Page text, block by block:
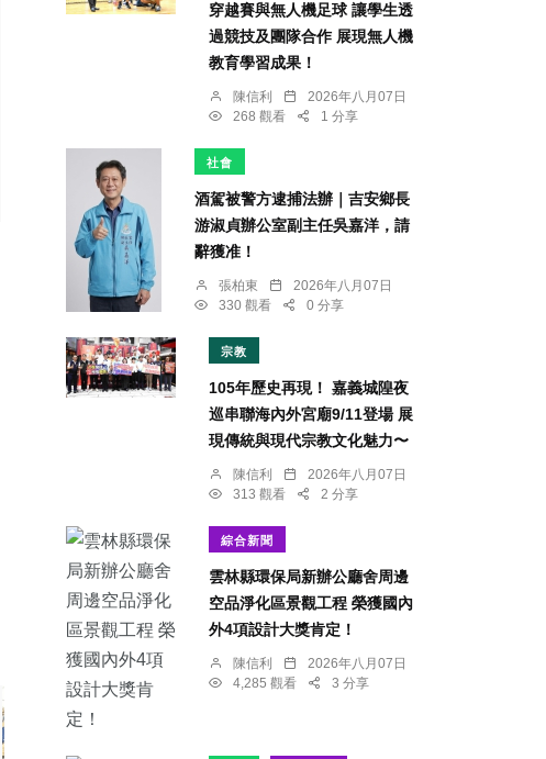
穿越賽與無人機足球 讓學生透
過競技及團隊合作 展現無人機
教育學習成果！
陳信利
2026年八月07日
268 觀看
1 分享
社會
酒駕被警方逮捕法辦｜吉安鄉長
游淑貞辦公室副主任吳嘉洋，請
辭獲准！
張柏東
2026年八月07日
330 觀看
0 分享
宗教
105年歷史再現！ 嘉義城隍夜
巡串聯海內外宮廟9/11登場 展
現傳統與現代宗教文化魅力〜
陳信利
2026年八月07日
313 觀看
2 分享
綜合新聞
雲林縣環保局新辦公廳舍周邊
空品淨化區景觀工程 榮獲國內
外4項設計大獎肯定！
陳信利
2026年八月07日
4,285 觀看
3 分享